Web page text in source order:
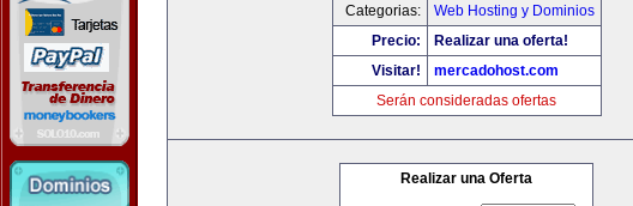
Categorias:
Web Hosting y Dominios
Precio:
Realizar una oferta!
Visitar!
mercadohost.com
Serán consideradas ofertas
Realizar una Oferta